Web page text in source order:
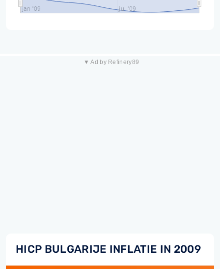
jan "09 jul "09
▼ Ad by Refinery89
HICP BULGARIJE INFLATIE IN 2009